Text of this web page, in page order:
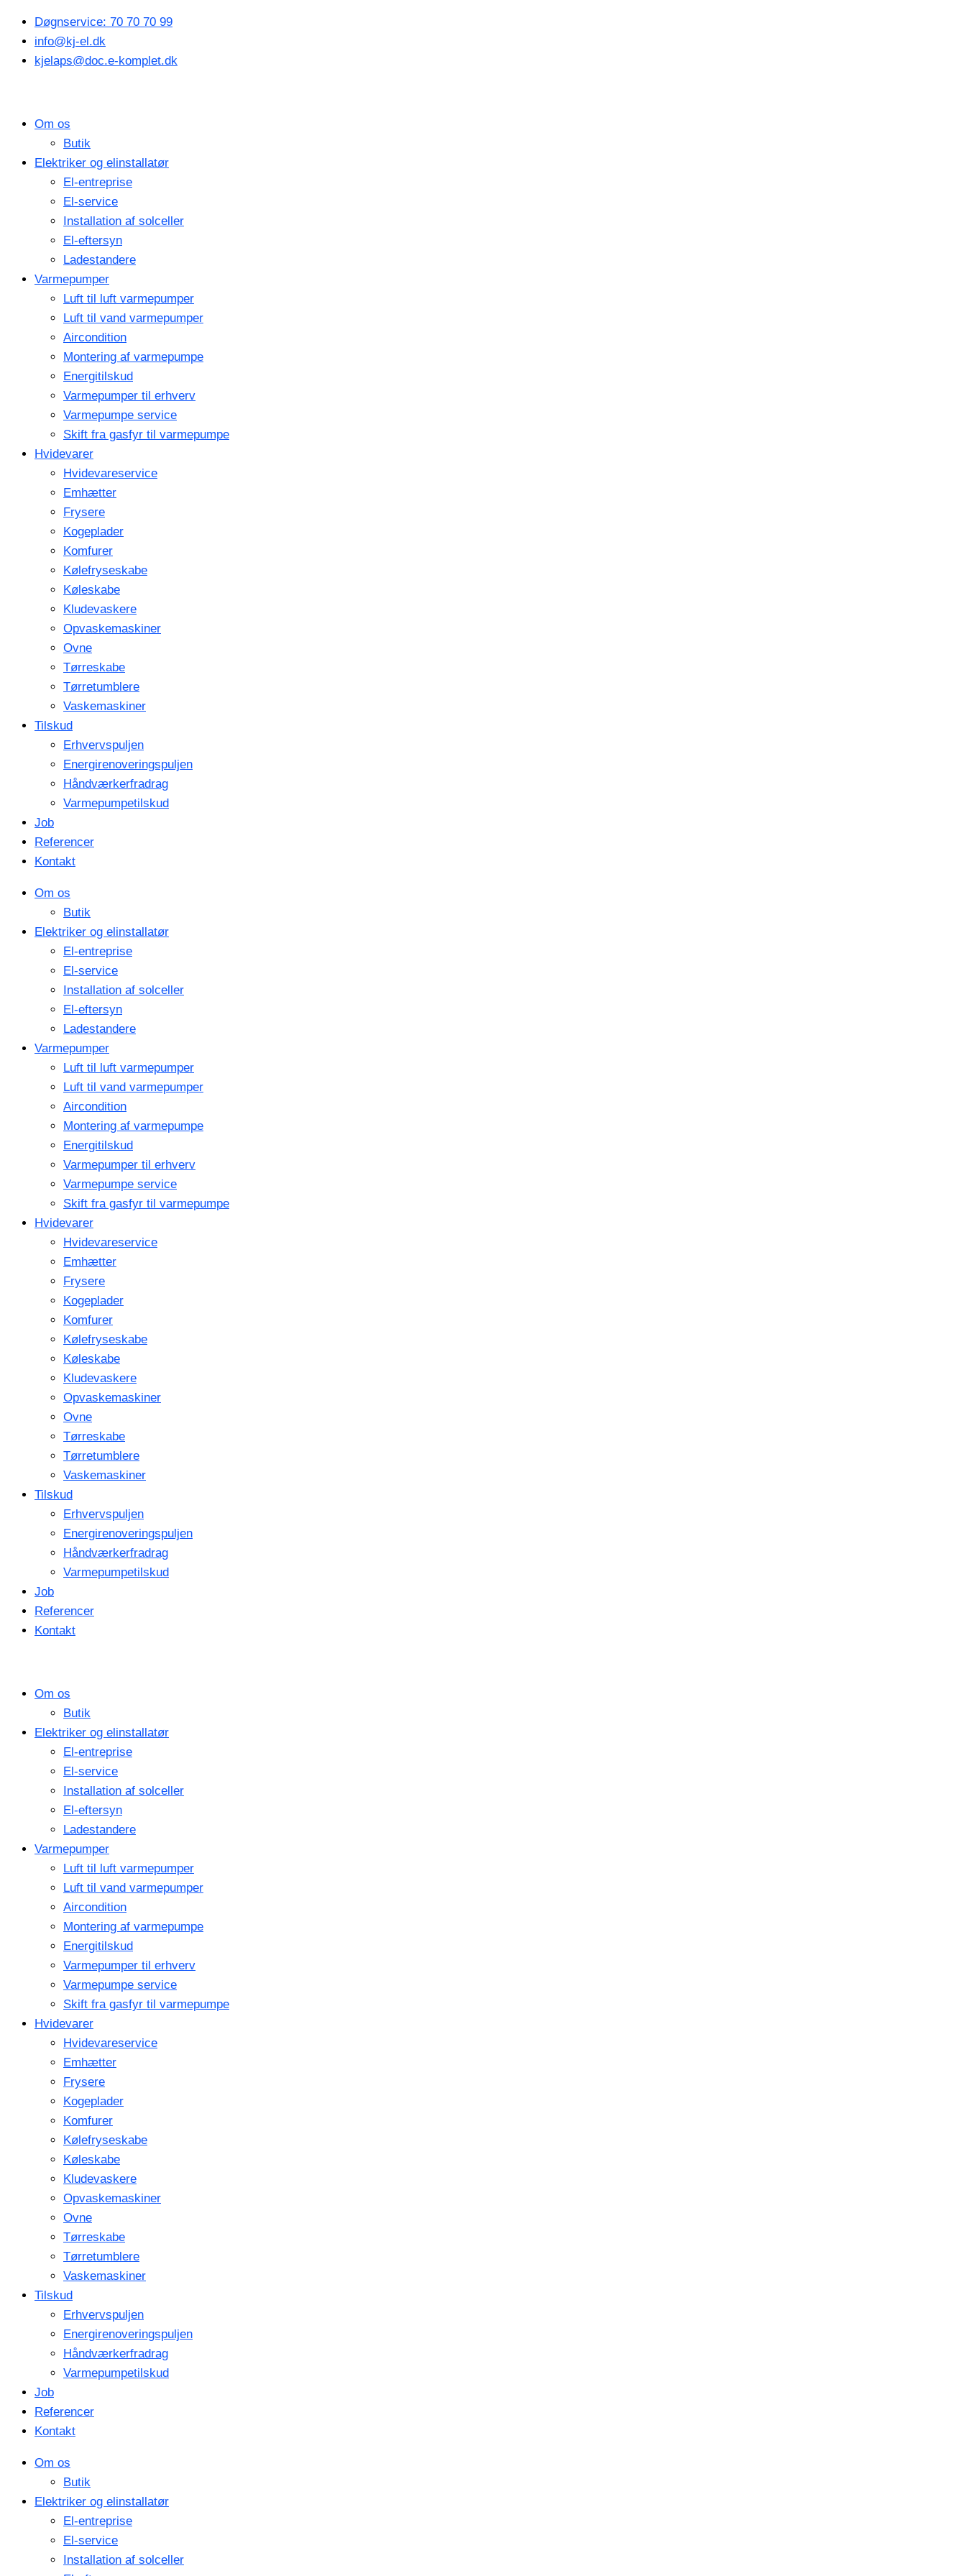
indholdet
Døgnservice: 70 70 70 99
info@kj-el.dk
kjelaps@doc.e-komplet.dk
Om os
Butik
Elektriker og elinstallatør
El-entreprise
El-service
Installation af solceller
El-eftersyn
Ladestandere
Varmepumper
Luft til luft varmepumper
Luft til vand varmepumper
Aircondition
Montering af varmepumpe
Energitilskud
Varmepumper til erhverv
Varmepumpe service
Skift fra gasfyr til varmepumpe
Hvidevarer
Hvidevareservice
Emhætter
Frysere
Kogeplader
Komfurer
Kølefryseskabe
Køleskabe
Kludevaskere
Opvaskemaskiner
Ovne
Tørreskabe
Tørretumblere
Vaskemaskiner
Tilskud
Erhvervspuljen
Energirenoveringspuljen
Håndværkerfradrag
Varmepumpetilskud
Job
Referencer
Kontakt
Om os
Butik
Elektriker og elinstallatør
El-entreprise
El-service
Installation af solceller
El-eftersyn
Ladestandere
Varmepumper
Luft til luft varmepumper
Luft til vand varmepumper
Aircondition
Montering af varmepumpe
Energitilskud
Varmepumper til erhverv
Varmepumpe service
Skift fra gasfyr til varmepumpe
Hvidevarer
Hvidevareservice
Emhætter
Frysere
Kogeplader
Komfurer
Kølefryseskabe
Køleskabe
Kludevaskere
Opvaskemaskiner
Ovne
Tørreskabe
Tørretumblere
Vaskemaskiner
Tilskud
Erhvervspuljen
Energirenoveringspuljen
Håndværkerfradrag
Varmepumpetilskud
Job
Referencer
Kontakt
Om os
Butik
Elektriker og elinstallatør
El-entreprise
El-service
Installation af solceller
El-eftersyn
Ladestandere
Varmepumper
Luft til luft varmepumper
Luft til vand varmepumper
Aircondition
Montering af varmepumpe
Energitilskud
Varmepumper til erhverv
Varmepumpe service
Skift fra gasfyr til varmepumpe
Hvidevarer
Hvidevareservice
Emhætter
Frysere
Kogeplader
Komfurer
Kølefryseskabe
Køleskabe
Kludevaskere
Opvaskemaskiner
Ovne
Tørreskabe
Tørretumblere
Vaskemaskiner
Tilskud
Erhvervspuljen
Energirenoveringspuljen
Håndværkerfradrag
Varmepumpetilskud
Job
Referencer
Kontakt
Om os
Butik
Elektriker og elinstallatør
El-entreprise
El-service
Installation af solceller
oprindelige
pris
var:
aktuelle
er: